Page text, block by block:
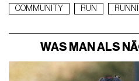
COMMUNITY RUN
WAS MAN ALS